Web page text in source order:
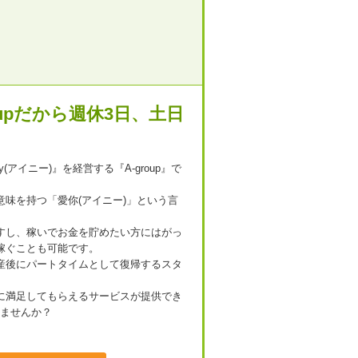
だから週休3日、土日
アイニー)』を経営する『A-group』で
を持つ「愛你(アイニー)」という言
、稼いでお金を貯めたい方にはがっ
ことも可能です。
にパートタイムとして復帰するスタ
足してもらえるサービスが提供でき
せんか？